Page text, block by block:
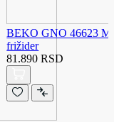
BEKO GNO 46623
frižider
81.890 RSD